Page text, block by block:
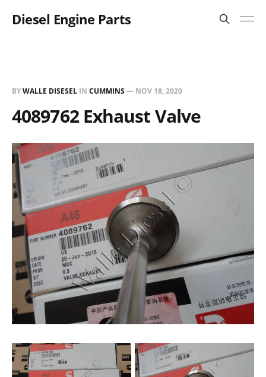
Diesel Engine Parts
BYWALLE DISESEL IN CUMMINS— NOV 18, 2020
4089762 Exhaust Valve